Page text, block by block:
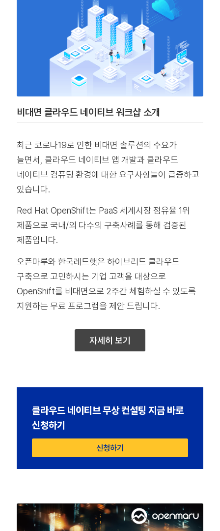
비대면 클라우드 네이티브 워크샵 소개
최근 코로나19로 인한 비대면 솔루션의 수요가
늘면서, 클라우드 네이티브 앱 개발과 클라우드
네이티브 컴퓨팅 환경에 대한 요구사항들이 급증하고
있습니다.
Red Hat OpenShift는 PaaS 세계시장 점유율 1위
제품으로 국내/외 다수의 구축사례를 통해 검증된
제품입니다.
오픈마루와 한국레드햇은 하이브리드 클라우드
구축으로 고민하시는 기업 고객을 대상으로
OpenShift를 비대면으로 2주간 체험하실 수 있도록
지원하는 무료 프로그램을 제안 드립니다.
자세히 보기
클라우드 네이티브 무상 컨설팅 지금 바로
신청하기
신청하기